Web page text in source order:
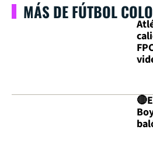
MÁS DE FÚTBOL